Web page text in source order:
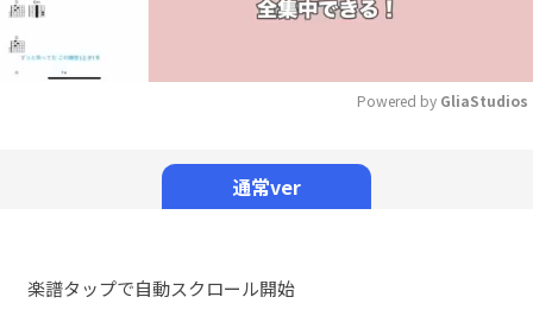
Powered by GliaStudios
通常ver
楽譜タップで自動スクロール開始